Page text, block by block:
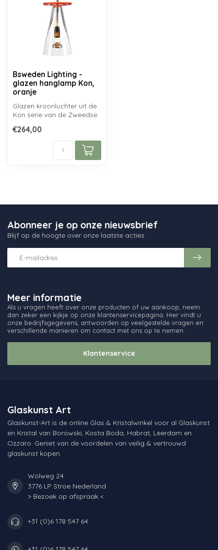
Bsweden Lighting -
glazen hanglamp Kon,
oranje
Glazen kroonluchter uit de
Kon serie van de Zweedse
mondge...
€264,00
Meer informatie
Als u vragen heeft over onze producten of uw aankoop, neem
dan zeker een kijkje op onze klantenservicepagina. Hier vindt u
onze bedrijfsgegevens, antwoorden op veelgestelde vragen en
verschillende manieren om contact met ons op te nemen.
Klantenservice
Abonneer je op onze nieuwsbrief
Blijf op de hoogte over onze laatste acties
Glaskunst Art
Glaskunst-Art is de online Glas & Kristalwinkel voor al Glaskunst
en Kristal van Borowski, Kosta Boda, Habrat, Leerdam en
Ozzaro. Geniet van de voordelen van veilig & vertrouwd
glaskunst kopen.
Wolweg 24
3776 LP Stroe Nederland
> Bezoek op afspraak <
+31 (0)6 178 547 64